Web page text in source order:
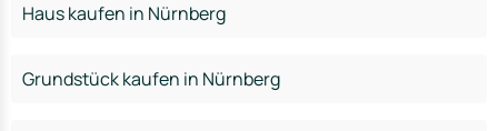
Haus kaufen in Nürnberg
Grundstück kaufen in Nürnberg